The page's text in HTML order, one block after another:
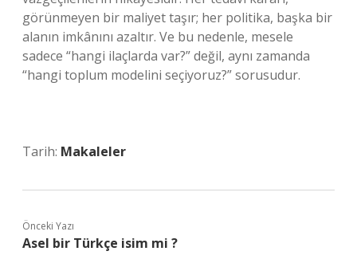
görünmeyen bir maliyet taşır; her politika, başka bir
alanın imkânını azaltır. Ve bu nedenle, mesele
sadece “hangi ilaçlarda var?” değil, aynı zamanda
“hangi toplum modelini seçiyoruz?” sorusudur.
Tarih: Makaleler
Önceki Yazı
Asel bir Türkçe isim mi ?